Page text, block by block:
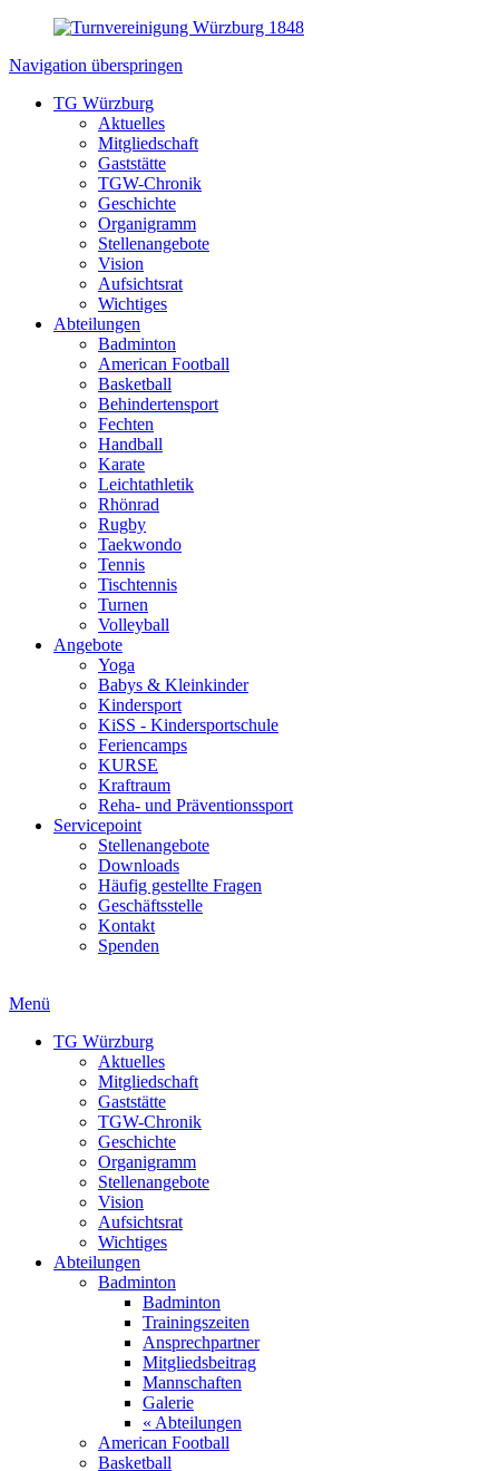
Navigation überspringen
TG Würzburg
Aktuelles
Mitgliedschaft
Gaststätte
TGW-Chronik
Geschichte
Organigramm
Stellenangebote
Vision
Aufsichtsrat
Wichtiges
Abteilungen
Badminton
American Football
Basketball
Behindertensport
Fechten
Handball
Karate
Leichtathletik
Rhönrad
Rugby
Taekwondo
Tennis
Tischtennis
Turnen
Volleyball
Angebote
Yoga
Babys & Kleinkinder
Kindersport
KiSS - Kindersportschule
Feriencamps
KURSE
Kraftraum
Reha- und Präventionssport
Servicepoint
Stellenangebote
Downloads
Häufig gestellte Fragen
Geschäftsstelle
Kontakt
Spenden
Menü
TG Würzburg
Aktuelles
Mitgliedschaft
Gaststätte
TGW-Chronik
Geschichte
Organigramm
Stellenangebote
Vision
Aufsichtsrat
Wichtiges
Abteilungen
Badminton
Badminton
Trainingszeiten
Ansprechpartner
Mitgliedsbeitrag
Mannschaften
Galerie
« Abteilungen
American Football
Basketball